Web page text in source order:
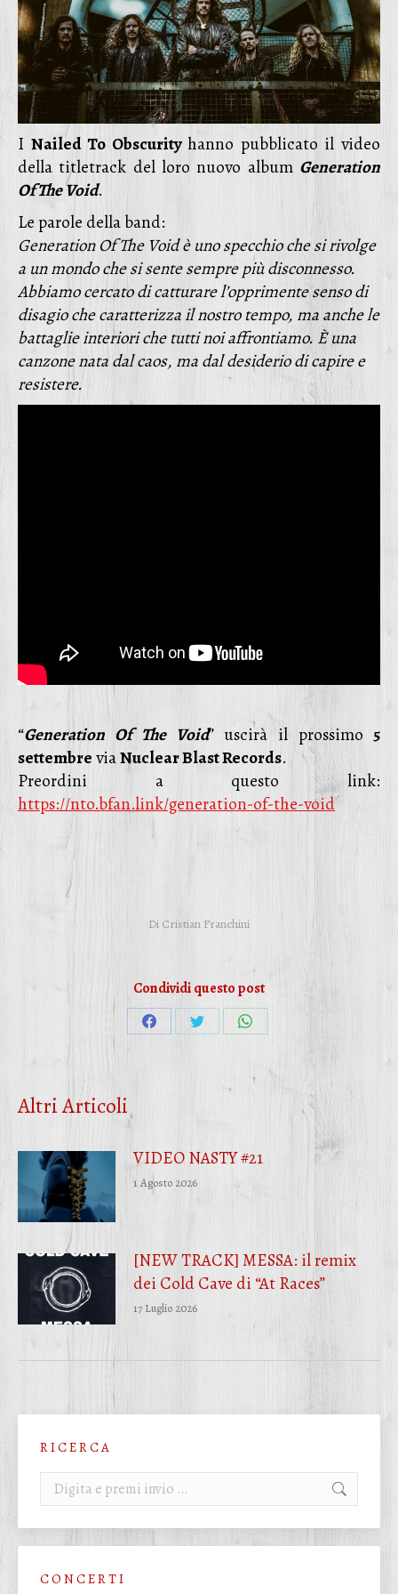
I Nailed To Obscurity hanno pubblicato il video
della titletrack del loro nuovo album Generation
Of The Void.
Le parole della band:
Generation Of The Void è uno specchio che si rivolge
a un mondo che si sente sempre più disconnesso.
Abbiamo cercato di catturare l’opprimente senso di
disagio che caratterizza il nostro tempo, ma anche le
battaglie interiori che tutti noi affrontiamo. È una
canzone nata dal caos, ma dal desiderio di capire e
resistere.
“Generation Of The Void” uscirà il prossimo 5
settembreviaNuclear Blast Records.
Preordini a questo link:
https://nto.bfan.link/generation-of-the-void
Di Cristian Franchini
Condividi questo post
CondividiCondividi
Twitter
Condividi
WhatsApp
Altri Articoli
VIDEO NASTY #21
1 Agosto 2026
[NEW TRACK] MESSA: il remix
dei Cold Cave di “At Races”
17 Luglio 2026
R I C E R C A
Cerca:
C O N C E R T I